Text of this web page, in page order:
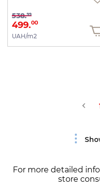
538.99
499.00
UAH/m2
For more detailed
store